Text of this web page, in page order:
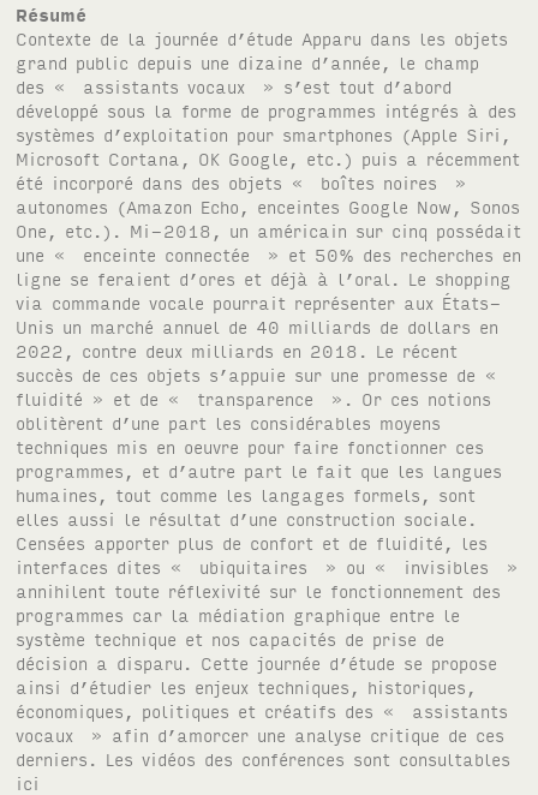
Résumé
Contexte de la journée d’étude Apparu dans les objets
grand public depuis une dizaine d’année, le champ
des « assistants vocaux » s’est tout d’abord
développé sous la forme de programmes intégrés à des
systèmes d’exploitation pour smartphones (Apple Siri,
Microsoft Cortana, OK Google, etc.) puis a récemment
été incorporé dans des objets « boîtes noires »
autonomes (Amazon Echo, enceintes Google Now, Sonos
One, etc.). Mi-2018, un américain sur cinq possédait
une « enceinte connectée » et 50% des recherches en
ligne se feraient d’ores et déjà à l’oral. Le shopping
via commande vocale pourrait représenter aux États-
Unis un marché annuel de 40 milliards de dollars en
2022, contre deux milliards en 2018. Le récent
succès de ces objets s’appuie sur une promesse de «
fluidité » et de « transparence ». Or ces notions
oblitèrent d’une part les considérables moyens
techniques mis en oeuvre pour faire fonctionner ces
programmes, et d’autre part le fait que les langues
humaines, tout comme les langages formels, sont
elles aussi le résultat d’une construction sociale.
Censées apporter plus de confort et de fluidité, les
interfaces dites « ubiquitaires » ou « invisibles »
annihilent toute réflexivité sur le fonctionnement des
programmes car la médiation graphique entre le
système technique et nos capacités de prise de
décision a disparu. Cette journée d’étude se propose
ainsi d’étudier les enjeux techniques, historiques,
économiques, politiques et créatifs des « assistants
vocaux » afin d’amorcer une analyse critique de ces
derniers. Les vidéos des conférences sont consultables
ici